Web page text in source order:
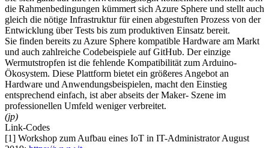
die Rahmenbedingungen kümmert sich Azure Sphere und stellt auch
gleich die nötige Infrastruktur für einen abgestuften Prozess von der
Entwicklung über Tests bis zum produktiven Einsatz bereit.
Sie finden bereits zu Azure Sphere kompatible Hardware am Markt
und auch zahlreiche Codebeispiele auf GitHub. Der einzige
Wermutstropfen ist die fehlende Kompatibilität zum Arduino-
Ökosystem. Diese Plattform bietet ein größeres Angebot an
Hardware und Anwendungsbeispielen, macht den Einstieg
entsprechend einfach, ist aber abseits der Maker- Szene im
professionellen Umfeld weniger verbreitet.
(jp)
Link-Codes
[1] Workshop zum Aufbau eines IoT in IT-Administrator August